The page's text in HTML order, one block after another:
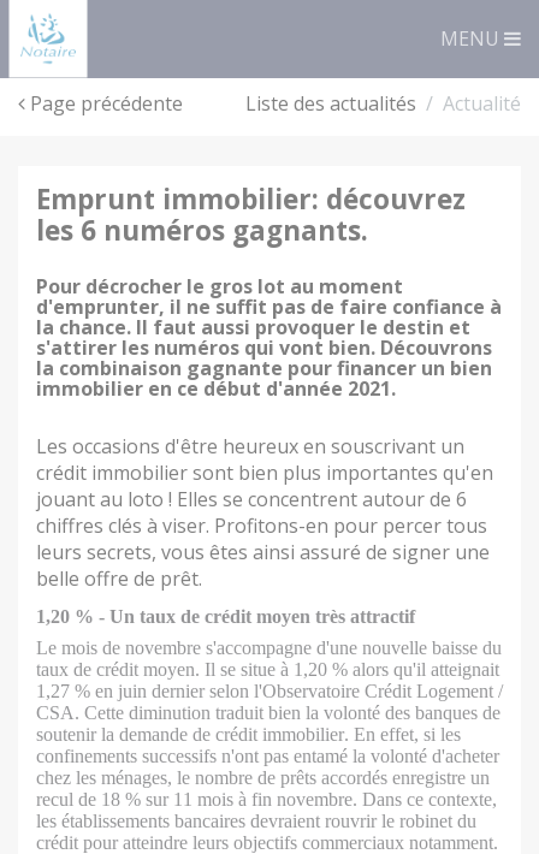
MENU
Page précédente Liste des actualités Actualité
emprunt immobilier: découvrez
les 6 numéros gagnants.
Pour décrocher le gros lot au moment
d'emprunter, il ne suffit pas de faire confiance à
la chance. Il faut aussi provoquer le destin et
s'attirer les numéros qui vont bien. Découvrons
la combinaison gagnante pour financer un bien
immobilier en ce début d'année 2021.
Les occasions d'être heureux en souscrivant un
crédit immobilier sont bien plus importantes qu'en
jouant au loto ! Elles se concentrent autour de 6
chiffres clés à viser. Profitons-en pour percer tous
leurs secrets, vous êtes ainsi assuré de signer une
belle offre de prêt.
1,20 % - Un taux de crédit moyen très attractif
Le mois de novembre s'accompagne d'une nouvelle baisse du
taux de crédit moyen. Il se situe à 1,20 % alors qu'il atteignait
1,27 % en juin dernier selon l'Observatoire Crédit Logement /
CSA. Cette diminution traduit bien la volonté des banques de
soutenir la demande de crédit immobilier. En effet, si les
confinements successifs n'ont pas entamé la volonté d'acheter
chez les ménages, le nombre de prêts accordés enregistre un
recul de 18 % sur 11 mois à fin novembre. Dans ce contexte,
les établissements bancaires devraient rouvrir le robinet du
crédit pour atteindre leurs objectifs commerciaux notamment.
Panneau de gestion des cookies